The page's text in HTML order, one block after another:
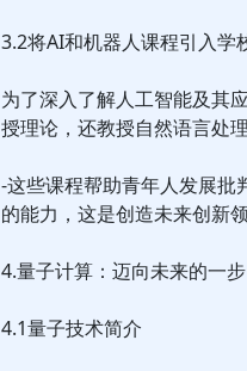
3.2将AI和机器人课程引入学
为了深入了解人工智能及其
授理论，还教授自然语言处
-这些课程帮助青年人发展批
的能力，这是创造未来创新
4.量子计算：迈向未来的一步
4.1量子技术简介